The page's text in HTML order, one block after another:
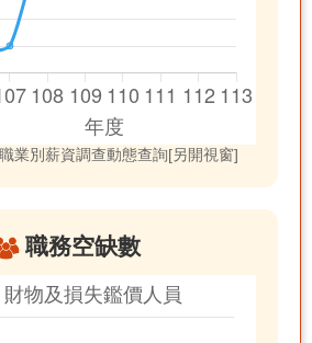
業別薪資調查動態查詢[另開視窗]
職務空缺數